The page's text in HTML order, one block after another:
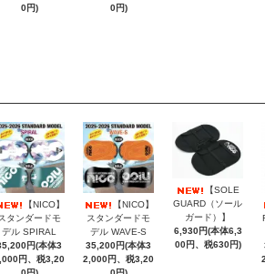
0円)
0円)
【NICO】
タンダードモ
デル SPIRAL
円(本体3
円、税3,20
【NICO】
スタンダードモ
デル WAVE-S
35,200円(本体3
2,000円、税3,20
【SOLE
GUARD（ソール
ガード）】
6,930円(本体6,3
00円、税630円)